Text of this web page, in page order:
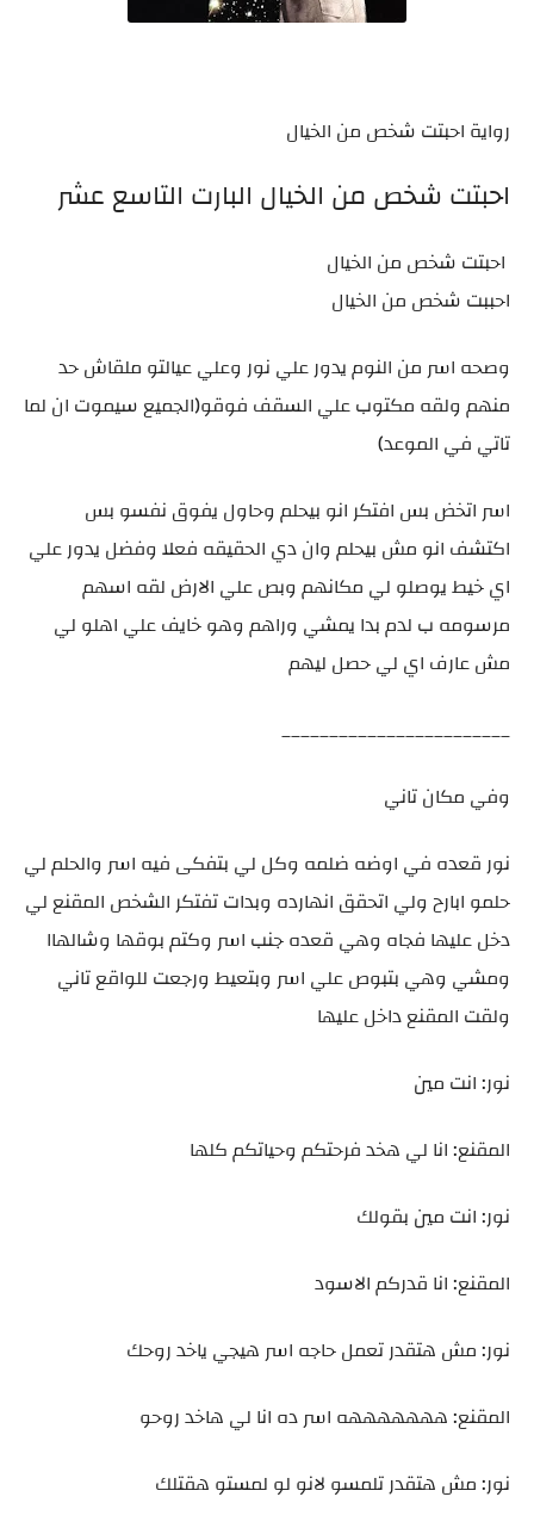
رواية احبتت شخص من الخيال
احبتت شخص من الخيال البارت التاسع عشر
احبتت شخص من الخيال
احببت شخص من الخيال
وصحه اسر من النوم يدور علي نور وعلي عيالتو ملقاش حد
منهم ولقه مكتوب علي السقف فوقو(الجميع سيموت ان لما
تاتي في الموعد)
اسر اتخض بس افتكر انو بيحلم وحاول يفوق نفسو بس
اكتشف انو مش بيحلم وان دي الحقيقه فعلا وفضل يدور علي
اي خيط يوصلو لي مكانهم وبص علي الارض لقه اسهم
مرسومه ب لدم بدا يمشي وراهم وهو خايف علي اهلو لي
مش عارف اي لي حصل ليهم
________________________
وفي مكان تاني
نور قعده في اوضه ضلمه وكل لي بتفكى فيه اسر والحلم لي
حلمو ابارح ولي اتحقق انهارده وبدات تفتكر الشخص المقنع لي
دخل عليها فجاه وهي قعده جنب اسر وكتم بوقها وشالهاا
ومشي وهي بتبوص علي اسر وبتعيط ورجعت للواقع تاني
ولقت المقنع داخل عليها
نور: انت مين
المقنع: انا لي هخد فرحتكم وحياتكم كلها
نور: انت مين بقولك
المقنع: انا قدركم الاسود
نور: مش هتقدر تعمل حاجه اسر هيجي ياخد روحك
المقنع: هههههههه اسر ده انا لي هاخد روحو
نور: مش هتقدر تلمسو لانو لو لمستو هقتلك